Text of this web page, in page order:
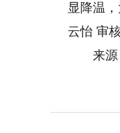
显降温
云怡 审
来源